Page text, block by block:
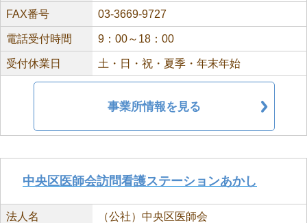
FAX番号 03-3669-9727
電話受付時間 9：00～18：00
受付休業日 土・日・祝・夏季・年末年始
事業所情報を見る
中央区医師会訪問看護ステーションあかし
法人名 （公社）中央区医師会